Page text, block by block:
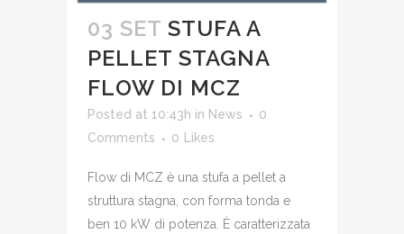
03 SET STUFA A
PELLET STAGNA
FLOW DI MCZ
Posted at 10:43h in News
0
Comments
0 Likes
Flow di MCZ è una stufa a pellet a
struttura stagna, con forma tonda e
ben 10 kW di potenza. È caratterizzata